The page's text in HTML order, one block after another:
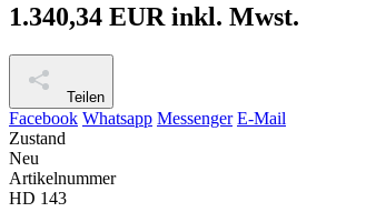
1.340,34 EUR inkl. Mwst.
Teilen
Facebook Whatsapp Messenger E-Mail
Zustand
Neu
Artikelnummer
HD 143